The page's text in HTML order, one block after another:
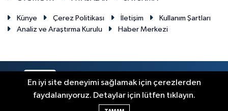
Künye Çerez Politikası İletişim
Kullanım Şartları
Analiz ve Araştırma Kurulu
Haber Merkezi
Haber Yazılımı:
En iyi site deneyimi sağlamak için çerezlerden
faydalanıyoruz. Detaylar için lütfen tıklayın.